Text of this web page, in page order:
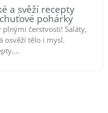
a svěží recepty
pohárky
čerstvosti! Saláty,
osvěží tělo i mysl.